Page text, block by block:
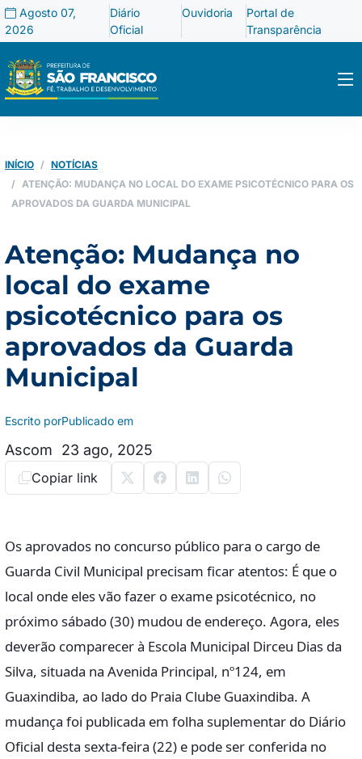
Agosto 07,
2026
Diário
Oficial
Ouvidoria
Portal de
Transparência
INÍCIO
NOTÍCIAS
ATENÇÃO: MUDANÇA NO LOCAL DO EXAME PSICOTÉCNICO PARA OS
APROVADOS DA GUARDA MUNICIPAL
Atenção: Mudança no
local do exame
psicotécnico para os
aprovados da Guarda
Municipal
Escrito por
Ascom
Publicado em
23 ago, 2025
Copiar link
Os aprovados no concurso público para o cargo de
Guarda Civil Municipal precisam ficar atentos: É que o
local onde eles vão fazer o exame psicotécnico, no
próximo sábado (30) mudou de endereço. Agora, eles
deverão comparecer à Escola Municipal Dirceu Dias da
Silva, situada na Avenida Principal, nº124, em
Guaxindiba, ao lado do Praia Clube Guaxindiba. A
mudança foi publicada em folha suplementar do Diário
Oficial desta sexta-feira (22) e pode ser conferida no